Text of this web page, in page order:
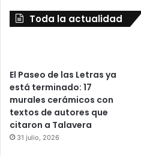
Toda la actualidad
El Paseo de las Letras ya
está terminado: 17
murales cerámicos con
textos de autores que
citaron a Talavera
31 julio, 2026